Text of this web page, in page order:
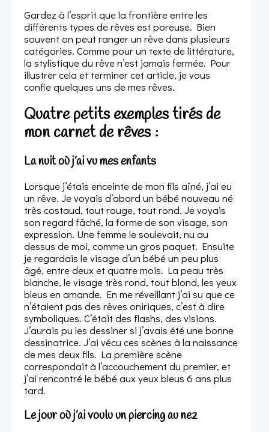
Gardez à l’esprit que la frontière entre les
différents types de rêves est poreuse. Bien
souvent on peut ranger un rêve dans plusieurs
catégories. Comme pour un texte de littérature,
la stylistique du rêve n’est jamais fermée. Pour
illustrer cela et terminer cet article, je vous
confie quelques uns de mes rêves.
Quatre petits exemples tirés de
mon carnet de rêves :
La nuit où j’ai vu mes enfants
Lorsque j’étais enceinte de mon fils aîné, j’ai eu
un rêve. Je voyais d’abord un bébé nouveau né
très costaud, tout rouge, tout rond. Je voyais
son regard fâché, la forme de son visage, son
expression. Une femme le soulevait, nu au
dessus de moi, comme un gros paquet. Ensuite
je regardais le visage d’un bébé un peu plus
âgé, entre deux et quatre mois. La peau très
blanche, le visage très rond, tout blond, les yeux
bleus en amande. En me réveillant j’ai su que ce
n’étaient pas des rêves oniriques, c’est à dire
symboliques. C’était des flashs, des visions.
J’aurais pu les dessiner si j’avais été une bonne
dessinatrice. J’ai vécu ces scènes à la naissance
de mes deux fils. La première scène
correspondait à l’accouchement du premier, et
j’ai rencontré le bébé aux yeux bleus 6 ans plus
tard.
Le jour où j’ai voulu un piercing au nez